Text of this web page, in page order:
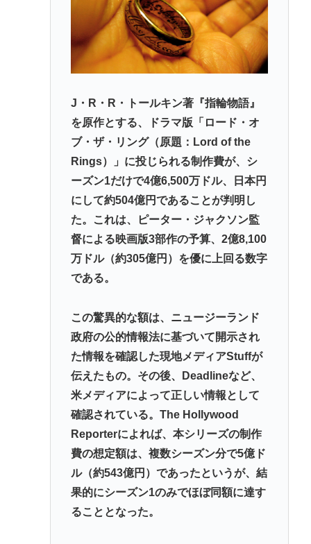
【NASA開発】3,980円の冷感ポンチョ、-15℃の謳い
文句にネット騒然
老けすぎている48歳だろと誹謗中傷
面接官「一番結婚したいVTuberは誰ですか？」👈ど
う答える？
軍事アナリスト「ウクライナに残されている時間は
少ない。民間施設テロではなくプランBやプランCを
発動すべき」
Powered by livedoor 相互RSS
J・R・R・トールキン著『指輪物語』
を原作とする、ドラマ版「ロード・オ
ブ・ザ・リング（原題：Lord of the
Rings）」に投じられる制作費が、シ
ーズン1だけで4億6,500万ドル、日本円
にして約504億円であることが判明し
た。これは、ピーター・ジャクソン監
督による映画版3部作の予算、2億8,100
万ドル（約305億円）を優に上回る数字
である。
この驚異的な額は、ニュージーランド
政府の公的情報法に基づいて開示され
た情報を確認した現地メディアStuffが
伝えたもの。その後、Deadlineなど、
米メディアによって正しい情報として
確認されている。The Hollywood
Reporterによれば、本シリーズの制作
費の想定額は、複数シーズン分で5億ド
ル（約543億円）であったというが、結
果的にシーズン1のみでほぼ同額に達す
ることとなった。